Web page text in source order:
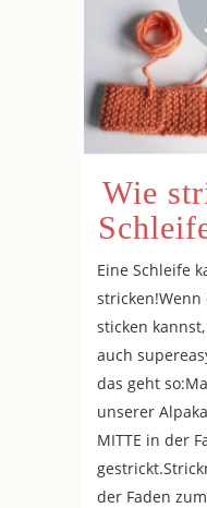
Wie
Eine Schleife
sticken
auch
das geht
unserer
MITTE in der
der Faden